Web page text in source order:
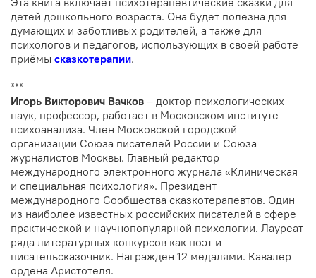
детей дошкольного возраста. Она будет полезна для
думающих и заботливых родителей, а также для
психологов и педагогов, использующих в своей работе
приёмы сказкотерапии.
***
Игорь Викторович Вачков – доктор психологических
наук, профессор, работает в Московском институте
психоанализа. Член Московской городской
организации Союза писателей России и Союза
журналистов Москвы. Главный редактор
международного электронного журнала «Клиническая
и специальная психология». Президент
международного Сообщества сказкотерапевтов. Один
из наиболее известных российских писателей в сфере
практической и научнопопулярной психологии. Лауреат
ряда литературных конкурсов как поэт и
писательсказочник. Награжден 12 медалями. Кавалер
ордена Аристотеля.